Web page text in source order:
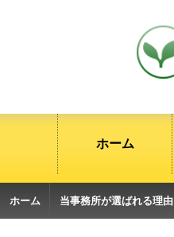
ホーム
ホーム 当事務所が選ばれる理由